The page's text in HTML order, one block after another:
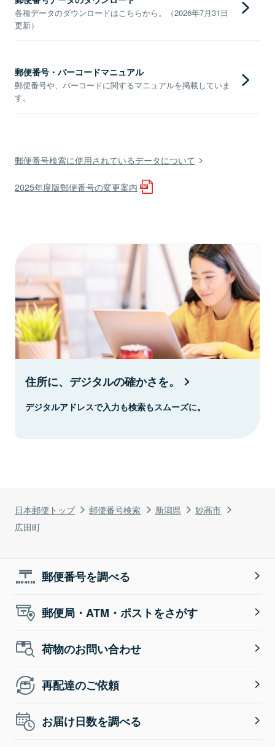
日本郵便トップ 郵便番号検索 新潟県
妙高市
広田町
各種データのダウンロードはこちらから。（2026年7月31日
更新）
郵便番号・バーコードマニュアル
郵便番号や、バーコードに関するマニュアルを掲載していま
す。
郵便番号検索に使用されているデータについて
2025年度版郵便番号の変更案内
住所に、デジタルの確かさを。
デジタルアドレスで入力も検索もスムーズに。
郵便番号を調べる
郵便局・ATM・ポストをさがす
荷物のお問い合わせ
再配達のご依頼
お届け日数を調べる